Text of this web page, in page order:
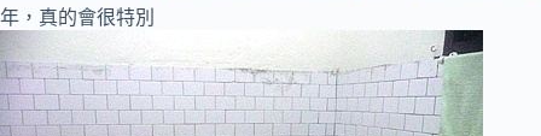
年，真的會很特別